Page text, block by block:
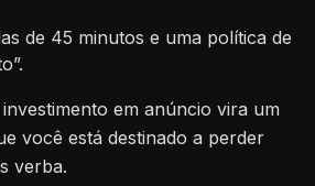
de 45 minutos e uma política de
em anúncio vira um
você está destinado a perder
verba.